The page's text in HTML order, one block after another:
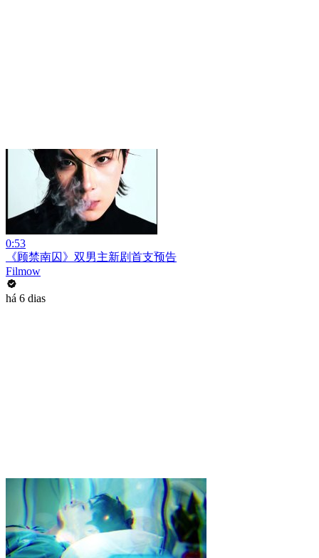
0:53
《顾禁南囚》双男主新剧首支预告
Filmow
há 6 dias